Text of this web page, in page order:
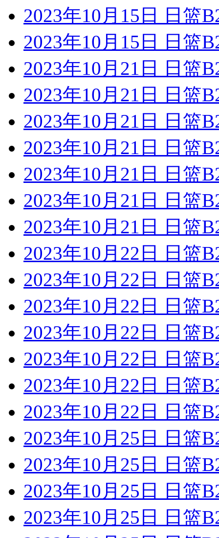
2023年10月15日 日篮
2023年10月15日 日篮
2023年10月21日 日篮
2023年10月21日 日篮
2023年10月21日 日篮
2023年10月21日 日篮
2023年10月21日 日篮
2023年10月21日 日篮
2023年10月21日 日篮
2023年10月22日 日篮
2023年10月22日 日篮
2023年10月22日 日篮
2023年10月22日 日篮
2023年10月22日 日篮
2023年10月22日 日篮
2023年10月22日 日篮
2023年10月25日 日篮
2023年10月25日 日篮
2023年10月25日 日篮
2023年10月25日 日篮